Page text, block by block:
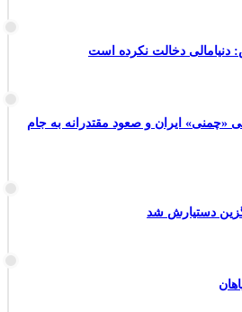
دخالت نکرده است
«چمنی» ایران و صعود مقتدرانه به جام
دستیارش شد